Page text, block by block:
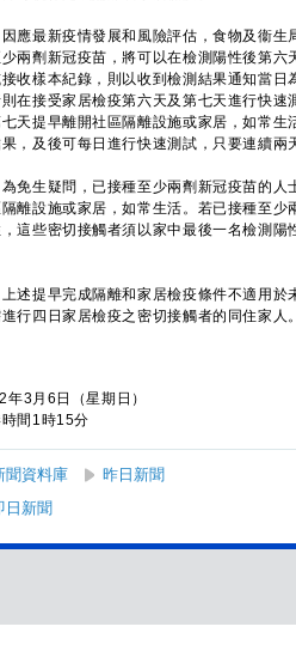
最新疫情發展和風險評估，食物及衞生
兩劑新冠疫苗，將可以在檢測陽性後第
收樣本紀錄，則以收到檢測結果通知當
在接受家居檢疫第六天及第七天進行快
天提早離開社區隔離設施或家居，如常
，及後可每日進行快速測試，只要連續兩
生疑問，已接種至少兩劑新冠疫苗的人
離設施或家居，如常生活。若已接種至
，這些密切接觸者須以家中最後一名檢測
提早完成隔離和家居檢疫條件不適用於
行四日家居檢疫之密切接觸者的同住家人。
年3月6日（星期日）
間1時15分
聞資料庫 昨日新聞
日新聞